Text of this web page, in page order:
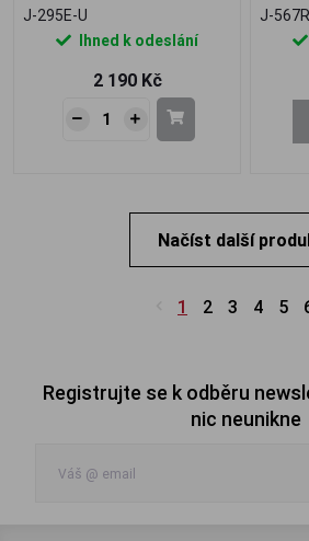
J-295E-U
Ihned k odeslání
2 190 Kč
J-
Načíst další
1 2 3 4 5
Registrujte se k odběru
nic neunikne